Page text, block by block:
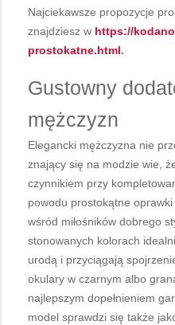
Najciekawsze propozycje
znajdziesz w https://
prostokatne.html.
Gustowny
mężczyzn
Elegancki mężczyzna nie
znający się na modzie wie,
czynnikiem przy
powodu prostokątne
wśród miłośników dobrego
stonowanych kolorach
urodą i przyciągają
okulary w czarnym albo
najlepszym dopełnieniem
model sprawdzi się także